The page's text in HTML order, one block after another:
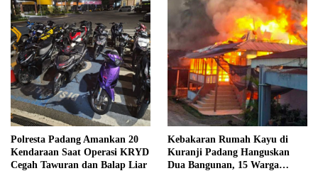
Polresta Padang Amankan 20
Kendaraan Saat Operasi KRYD
Cegah Tawuran dan Balap Liar
Kebakaran Rumah Kayu di
Kuranji Padang Hanguskan
Dua Bangunan, 15 Warga